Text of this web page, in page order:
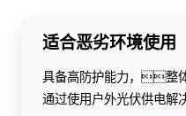
适合恶劣环境使用
具备高防护能力，整
通过使用户外光伏供电